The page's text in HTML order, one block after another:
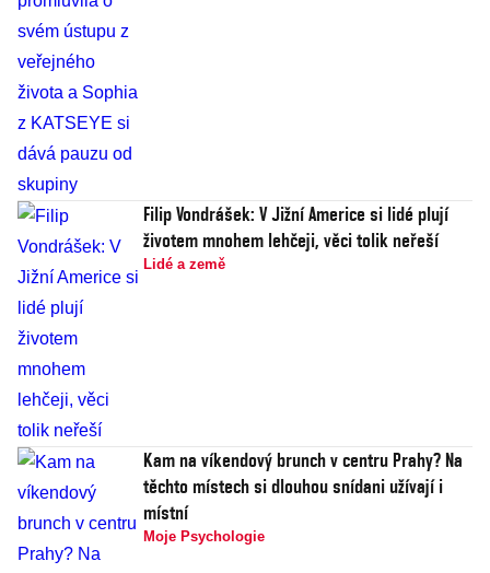
Filip Vondrášek: V Jižní Americe si lidé plují
životem mnohem lehčeji, věci tolik neřeší
Lidé a země
Kam na víkendový brunch v centru Prahy? Na
těchto místech si dlouhou snídani užívají i
místní
Moje Psychologie